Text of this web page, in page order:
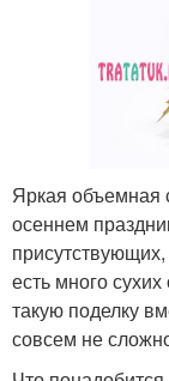
Яркая объемная
осеннем
есть много
такую поделку
совсем не